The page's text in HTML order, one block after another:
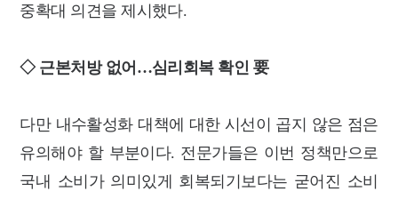
중확대 의견을 제시했다.
◇ 근본처방 없어…심리회복 확인 要
다만 내수활성화 대책에 대한 시선이 곱지 않은 점은
유의해야 할 부분이다. 전문가들은 이번 정책만으로
국내 소비가 의미있게 회복되기보다는 굳어진 소비